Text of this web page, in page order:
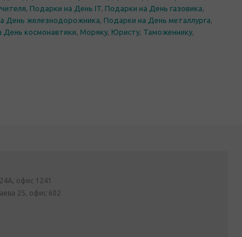
, Подарки на День IT, Подарки на День газовика,
День железнодорожника, Подарки на День металлурга,
День космонавтики, Моряку, Юристу, Таможеннику,
офис 1241
25, офис 602